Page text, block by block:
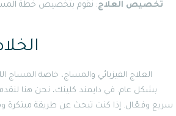
تخصيص العلاج: نقوم بتخصيص خطة
العلاج الفيزيائي والمساج، خاصة
بشكل عام. في دايمند كلينك، نحن هنا
سريع وفعّال. إذا كنت تبحث عن طريقة مبتكرة